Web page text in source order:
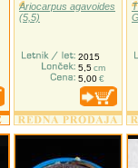
Ariocarpus agavoides
(5,5)
2015
5,5cm
5,00€